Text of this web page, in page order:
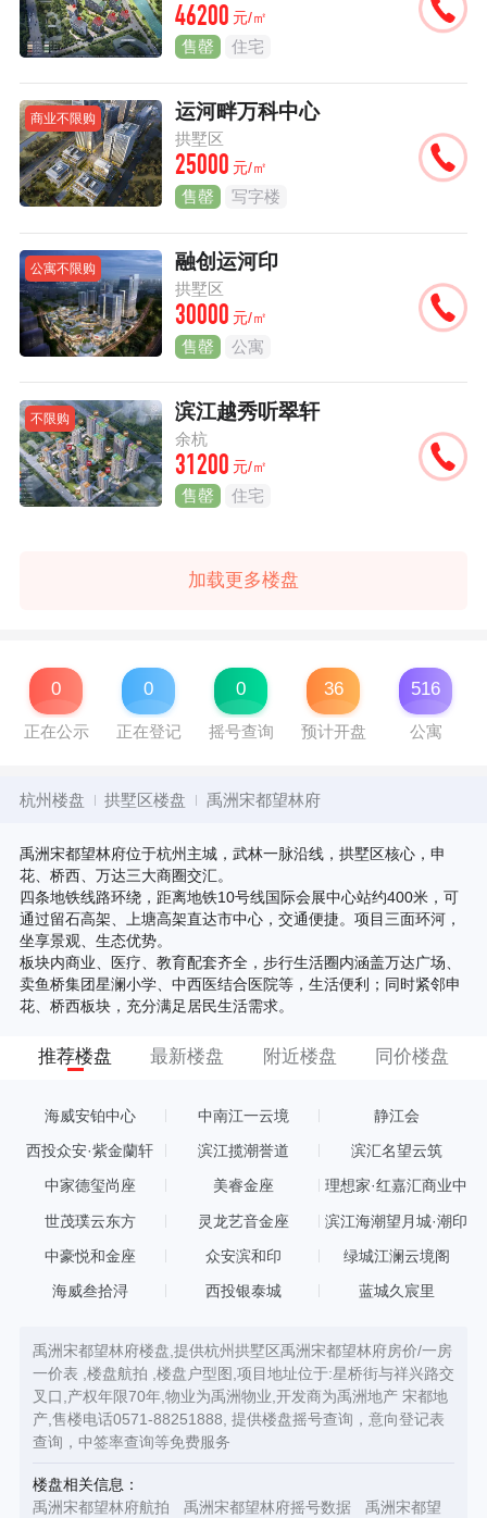
46200 元/㎡
售罄 住宅
商业不限购 运河畔万科中心
拱墅区
25000 元/㎡
售罄 写字楼
公寓不限购 融创运河印
拱墅区
30000 元/㎡
售罄 公寓
不限购 滨江越秀听翠轩
余杭
31200 元/㎡
售罄 住宅
加载更多楼盘
0
正在公示
0
正在登记
0
摇号查询
36
预计开盘
516
公寓
杭州楼盘 拱墅区楼盘 禹洲宋都望林府
禹洲宋都望林府位于杭州主城，武林一脉沿线，拱墅区核心，申
花、桥西、万达三大商圈交汇。
四条地铁线路环绕，距离地铁10号线国际会展中心站约400米，可
通过留石高架、上塘高架直达市中心，交通便捷。项目三面环河，
坐享景观、生态优势。
板块内商业、医疗、教育配套齐全，步行生活圈内涵盖万达广场、
卖鱼桥集团星澜小学、中西医结合医院等，生活便利；同时紧邻申
花、桥西板块，充分满足居民生活需求。
推荐楼盘 最新楼盘 附近楼盘 同价楼盘
海威安铂中心 中南江一云境 静江会
西投众安·紫金蘭轩 滨江揽潮誉道 滨汇名望云筑
中家德玺尚座 美睿金座
理想家·红嘉汇商业中
世茂璞云东方 灵龙艺音金座 滨江海潮望月城·潮印
中豪悦和金座 众安滨和印 绿城江澜云境阁
海威叁拾浔 西投银泰城 蓝城久宸里
禹洲宋都望林府楼盘,提供杭州拱墅区禹洲宋都望林府房价/一房
一价表 ,楼盘航拍 ,楼盘户型图,项目地址位于:星桥街与祥兴路交
叉口,产权年限70年,物业为禹洲物业,开发商为禹洲地产 宋都地
产,售楼电话0571-88251888, 提供楼盘摇号查询，意向登记表
查询，中签率查询等免费服务
楼盘相关信息：
禹洲宋都望林府航拍
禹洲宋都望林府摇号数据 禹洲宋都望